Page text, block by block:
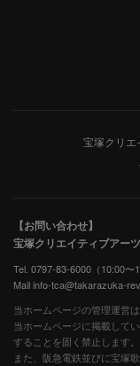
宝塚クリエ
【お問い合わせ】
宝塚クリエイティブアー
Tel. 0797-83-6000（10:00〜
Mail info-tca@takarazuka-
当ホームページの管理運営
当ホームページに掲載して
することを固く禁止します。
また、阪急電鉄並びに宝塚